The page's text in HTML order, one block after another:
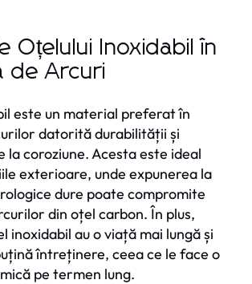
Oțelului Inoxidabil în
de Arcuri
este un material preferat în
datorită durabilității și
la coroziune. Acesta este ideal
exterioare, unde expunerea la
dure poate compromite
din oțel carbon. În plus,
inoxidabil au o viață mai lungă și
întreținere, ceea ce le face o
pe termen lung.